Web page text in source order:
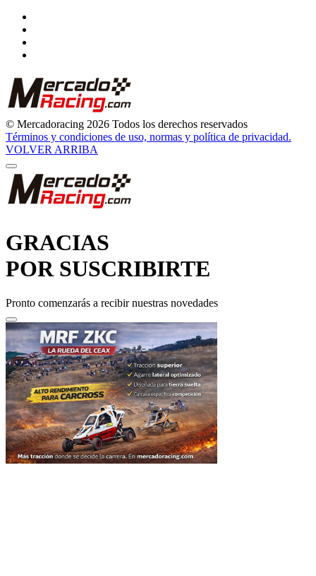
© Mercadoracing 2026 Todos los derechos reservados
Términos y condiciones de uso, normas y política de privacidad.
VOLVER ARRIBA
GRACIAS
POR SUSCRIBIRTE
Pronto comenzarás a recibir nuestras novedades